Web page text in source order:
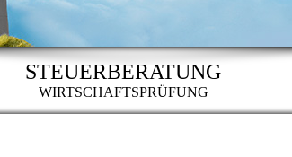
STEUERBERATUNG
WIRTSCHAFTSPRÜFUNG